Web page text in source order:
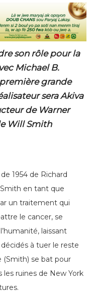
son rôle pour la
Michael B.
grande
sera Akiva
de Warner
Will Smith
1954 de Richard
en tant que
un traitement qui
le cancer, se
laissant
à tuer le reste
(Smith) se bat pour
ruines de New York